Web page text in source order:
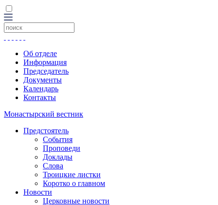
Об отделе
Информация
Председатель
Документы
Календарь
Контакты
Монастырский вестник
Предстоятель
События
Проповеди
Доклады
Слова
Троицкие листки
Коротко о главном
Новости
Церковные новости